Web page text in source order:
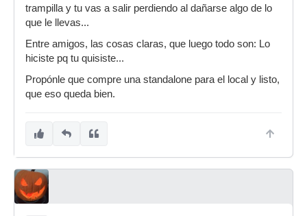
trampilla y tu vas a salir perdiendo al dañarse algo de lo
que le llevas...
Entre amigos, las cosas claras, que luego todo son: Lo
hiciste pq tu quisiste...
Propónle que compre una standalone para el local y listo,
que eso queda bien.